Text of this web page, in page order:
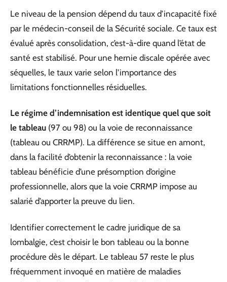
Le niveau de la pension dépend du taux d’incapacité fixé
par le médecin-conseil de la Sécurité sociale. Ce taux est
évalué après consolidation, c’est-à-dire quand l’état de
santé est stabilisé. Pour une hernie discale opérée avec
séquelles, le taux varie selon l’importance des
limitations fonctionnelles résiduelles.
Le régime d’indemnisation est identique quel que soit
le tableau (97 ou 98) ou la voie de reconnaissance
(tableau ou CRRMP). La différence se situe en amont,
dans la facilité d’obtenir la reconnaissance : la voie
tableau bénéficie d’une présomption d’origine
professionnelle, alors que la voie CRRMP impose au
salarié d’apporter la preuve du lien.
Identifier correctement le cadre juridique de sa
lombalgie, c’est choisir le bon tableau ou la bonne
procédure dès le départ. Le tableau 57 reste le plus
fréquemment invoqué en matière de maladies